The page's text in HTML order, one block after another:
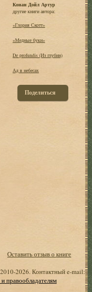
Конан Дойл Артур
другие книги автора:
«Глория Скотт»
«Медные буки»
De profundis (Из глубин)
Ад в небесах
Поделиться
Оставить отзыв о книге
2026. Контактный e-mail:
правообладателям